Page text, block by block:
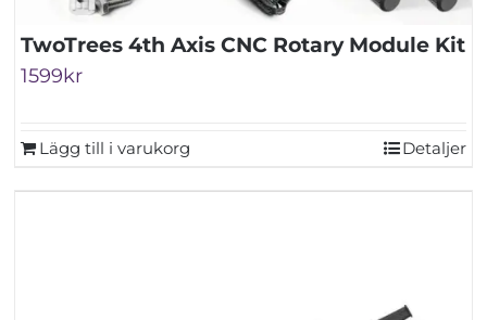
TwoTrees 4th Axis CNC Rotary Module Kit
1599kr
Lägg till i varukorg Detaljer